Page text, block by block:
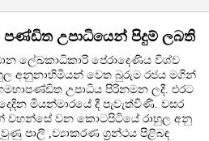
පණ්ඩිත උපාධියෙන් පිදුම් ලබති
ලේඛකාධිකාරි පේරාදෙණිය විශ්ව
අනුනාහිමියන් වෙත බුරුම රජය මගින්
උපාධිය පිරිනමන ලදී. එරට
මියන්මාරයේ දී පැවැත්විණි. වසර
වහන්සේ වන කොටපිටියේ රාහුල අනු
පාලි ,ව්‍යාකරණ ග්‍රන්ථය පිළිබඳ